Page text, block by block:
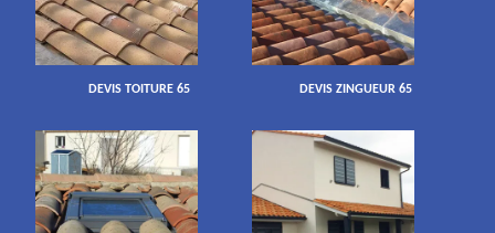
DEVIS TOITURE 65 DEVIS ZINGUEUR 65